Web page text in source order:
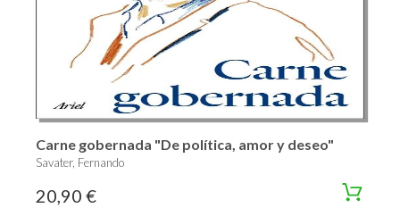
Carne gobernada "De política, amor y deseo"
Savater, Fernando
20,90 €